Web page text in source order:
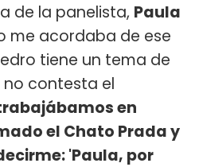
de la panelista, Paula
me acordaba de ese
tiene un tema de
contesta el
en
el Chato Prada y
'Paula, por